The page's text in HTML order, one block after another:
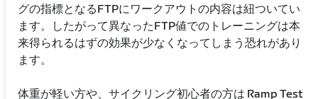
グの指標となるFTPにワークアウトの内容は紐ついてい
ます。したがって異なったFTP値でのトレーニングは本
来得られるはずの効果が少なくなってしまう恐れがあり
ます。
体重が軽い方や、サイクリング初心者の方は Ramp Test